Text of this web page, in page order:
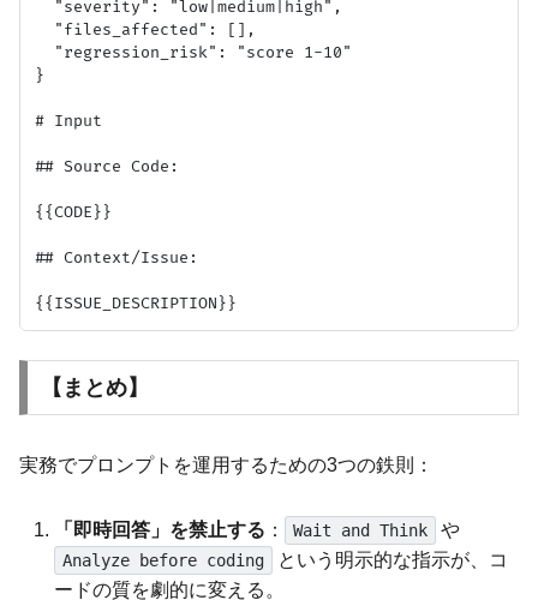
  "severity": "low|medium|high",
  "files_affected": [],
  "regression_risk": "score 1-10"
}
# Input
## Source Code:
{{CODE}}
## Context/Issue:
【まとめ】
実務でプロンプトを運用するための3つの鉄則：
「即時回答」を禁止する ： Wait and Think や
Analyze before coding
という明示的な指示が、コ
ードの質を劇的に変える。